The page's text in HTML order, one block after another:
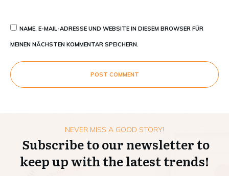
NAME, E-MAIL-ADRESSE UND WEBSITE IN DIESEM BROWSER FÜR
MEINEN NÄCHSTEN KOMMENTAR SPEICHERN.
POST COMMENT
NEVER MISS A GOOD STORY!
Subscribe to our newsletter to
keep up with the latest trends!